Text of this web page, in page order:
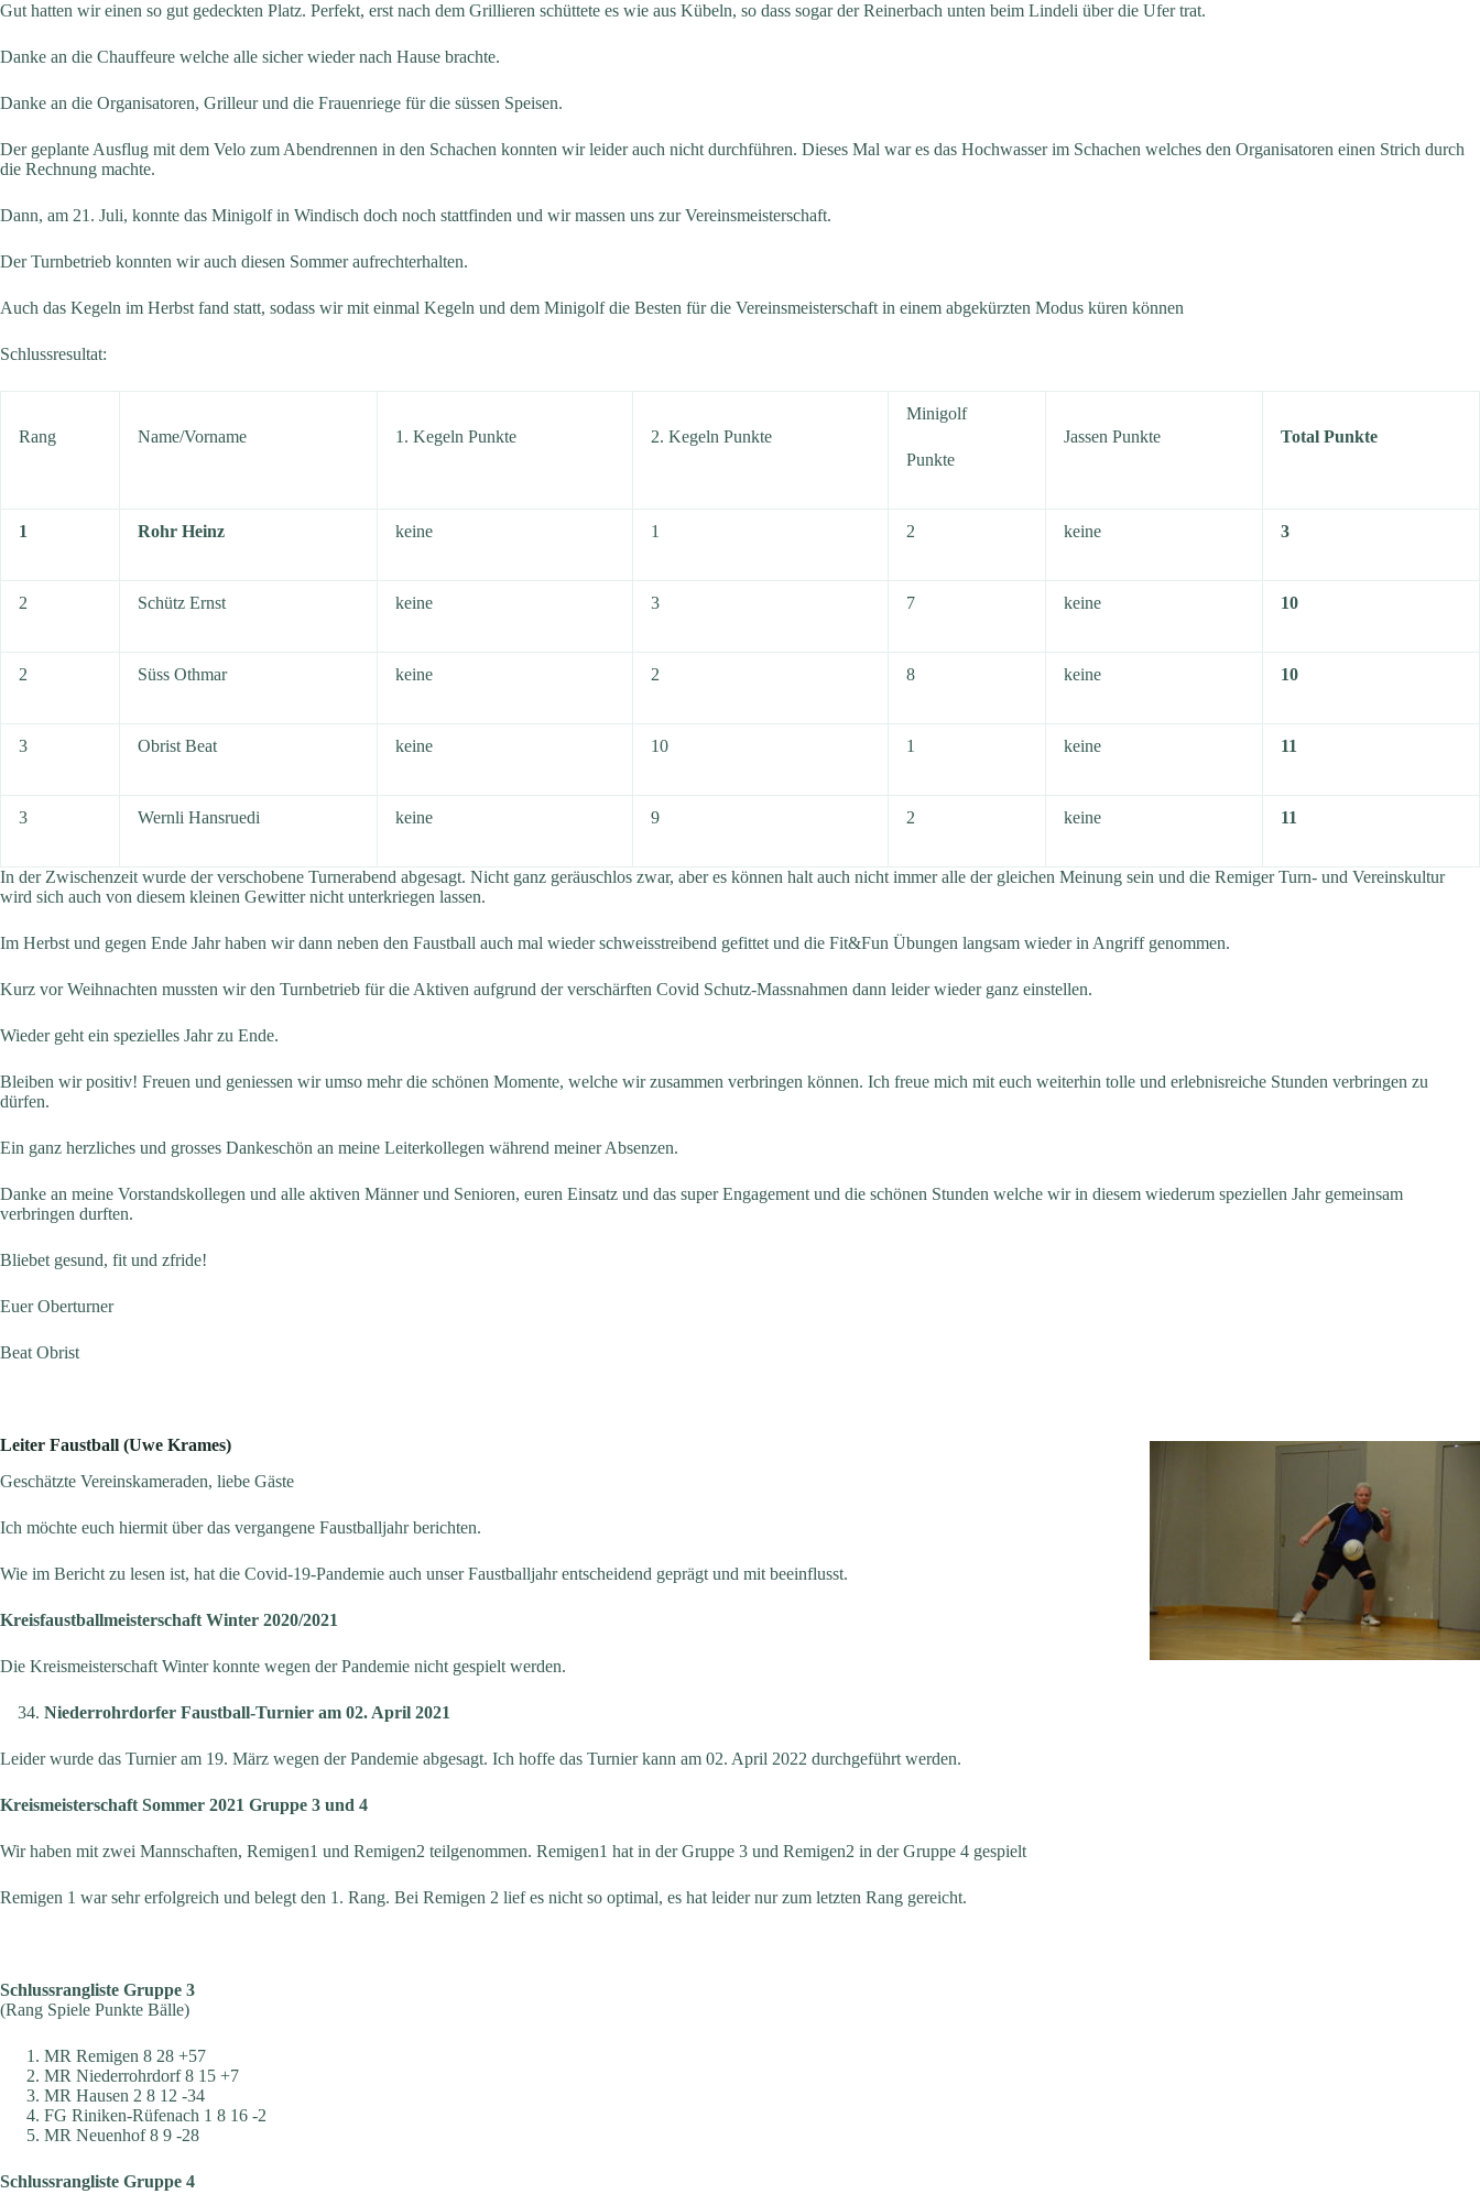
Gut hatten wir einen so gut gedeckten Platz. Perfekt, erst nach dem Grillieren schüttete es wie aus Kübeln, so dass sogar der Reinerbach unten beim Lindeli über die Ufer trat.
Danke an die Chauffeure welche alle sicher wieder nach Hause brachte.
Danke an die Organisatoren, Grilleur und die Frauenriege für die süssen Speisen.
Der geplante Ausflug mit dem Velo zum Abendrennen in den Schachen konnten wir leider auch nicht durchführen. Dieses Mal war es das Hochwasser im Schachen welches den Organisatoren einen Strich durch
die Rechnung machte.
Dann, am 21. Juli, konnte das Minigolf in Windisch doch noch stattfinden und wir massen uns zur Vereinsmeisterschaft.
Der Turnbetrieb konnten wir auch diesen Sommer aufrechterhalten.
Auch das Kegeln im Herbst fand statt, sodass wir mit einmal Kegeln und dem Minigolf die Besten für die Vereinsmeisterschaft in einem abgekürzten Modus küren können
Schlussresultat:
Rang Name/Vorname 1. Kegeln Punkte 2. Kegeln Punkte
Minigolf
Punkte
Jassen Punkte Total Punkte
1 Rohr Heinz keine 1 2 keine 3
2 Schütz Ernst keine 3 7 keine 10
2 Süss Othmar keine 2 8 keine 10
3 Obrist Beat keine 10 1 keine 11
3 Wernli Hansruedi keine 9 2 keine 11
In der Zwischenzeit wurde der verschobene Turnerabend abgesagt. Nicht ganz geräuschlos zwar, aber es können halt auch nicht immer alle der gleichen Meinung sein und die Remiger Turn- und Vereinskultur
wird sich auch von diesem kleinen Gewitter nicht unterkriegen lassen.
Im Herbst und gegen Ende Jahr haben wir dann neben den Faustball auch mal wieder schweisstreibend gefittet und die Fit&Fun Übungen langsam wieder in Angriff genommen.
Kurz vor Weihnachten mussten wir den Turnbetrieb für die Aktiven aufgrund der verschärften Covid Schutz-Massnahmen dann leider wieder ganz einstellen.
Wieder geht ein spezielles Jahr zu Ende.
Bleiben wir positiv! Freuen und geniessen wir umso mehr die schönen Momente, welche wir zusammen verbringen können. Ich freue mich mit euch weiterhin tolle und erlebnisreiche Stunden verbringen zu
dürfen.
Ein ganz herzliches und grosses Dankeschön an meine Leiterkollegen während meiner Absenzen.
Danke an meine Vorstandskollegen und alle aktiven Männer und Senioren, euren Einsatz und das super Engagement und die schönen Stunden welche wir in diesem wiederum speziellen Jahr gemeinsam
verbringen durften.
Bliebet gesund, fit und zfride!
Euer Oberturner
Beat Obrist
Leiter Faustball (Uwe Krames)
Geschätzte Vereinskameraden, liebe Gäste
Ich möchte euch hiermit über das vergangene Faustballjahr berichten.
Wie im Bericht zu lesen ist, hat die Covid-19-Pandemie auch unser Faustballjahr entscheidend geprägt und mit beeinflusst.
Kreisfaustballmeisterschaft Winter 2020/2021
Die Kreismeisterschaft Winter konnte wegen der Pandemie nicht gespielt werden.
Niederrohrdorfer Faustball-Turnier am 02. April 2021
Leider wurde das Turnier am 19. März wegen der Pandemie abgesagt. Ich hoffe das Turnier kann am 02. April 2022 durchgeführt werden.
Kreismeisterschaft Sommer 2021 Gruppe 3 und 4
Wir haben mit zwei Mannschaften, Remigen1 und Remigen2 teilgenommen. Remigen1 hat in der Gruppe 3 und Remigen2 in der Gruppe 4 gespielt
Remigen 1 war sehr erfolgreich und belegt den 1. Rang. Bei Remigen 2 lief es nicht so optimal, es hat leider nur zum letzten Rang gereicht.
Schlussrangliste Gruppe 3
(Rang Spiele Punkte Bälle)
MR Remigen 8 28 +57
MR Niederrohrdorf 8 15 +7
MR Hausen 2 8 12 -34
FG Riniken-Rüfenach 1 8 16 -2
MR Neuenhof 8 9 -28
Schlussrangliste Gruppe 4